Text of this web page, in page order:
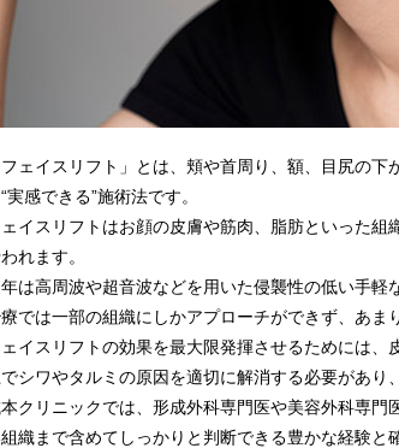
ェイスリフト」とは、頬や首周り、額、目尻の下
実感できる”施術法です。
イスリフトはお顔の皮膚や筋肉、脂肪といった
れます。
は高周波や超音波などを用いた侵襲性の低い手
では一部の組織にしかアプローチができず、あま
イスリフトの効果を最大限発揮させるためには
シワやタルミの原因を適切に解消する必要があり
クリニックでは、形成外科専門医や美容外科専
織まで含めてしっかりと判断できる豊かな経験